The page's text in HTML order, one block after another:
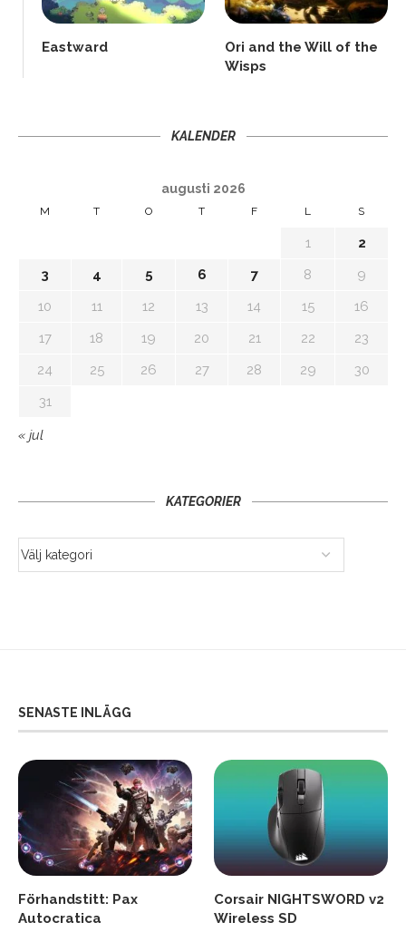
Eastward
Ori and the Will of the
Wisps
KALENDER
augusti 2026
M T O T F L S
1
2
3
4 5 6 7 8
9
10
11 12 13 14 15
16
17
18 19 20 21 22
23
24
25 26 27 28 29
30
31
« jul
KATEGORIER
SENASTE INLÄGG
Förhandstitt: Pax
Autocratica
Corsair NIGHTSWORD v2
Wireless SD